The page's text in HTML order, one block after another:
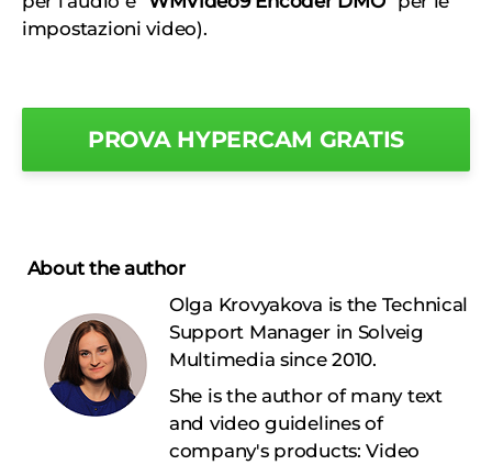
impostazioni video).
PROVA HYPERCAM GRATIS
About the author
Olga Krovyakova is the Technical
Support Manager in Solveig
Multimedia since 2010.
She is the author of many text
and video guidelines of
company's products: Video